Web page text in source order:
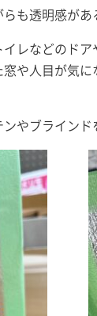
も透明感が
レなどのドア
や人目が気
やブラインド